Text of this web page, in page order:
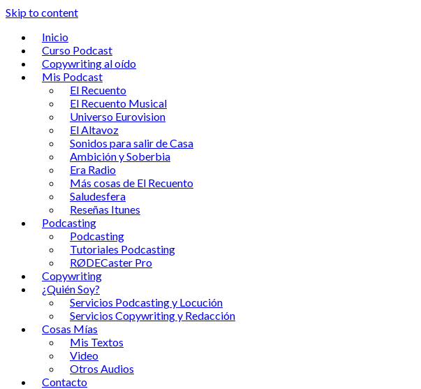
Skip to content
Inicio
Curso Podcast
Copywriting al oído
Mis Podcast
El Recuento
El Recuento Musical
Universo Eurovision
El Altavoz
Sonidos para salir de Casa
Ambición y Soberbia
Era Radio
Más cosas de El Recuento
Saludesfera
Reseñas Itunes
Podcasting
Podcasting
Tutoriales Podcasting
RØDECaster Pro
Copywriting
¿Quién Soy?
Servicios Podcasting y Locución
Servicios Copywriting y Redacción
Cosas Mías
Mis Textos
Video
Otros Audios
Contacto